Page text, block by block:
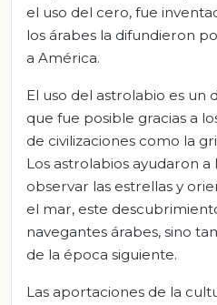
el uso del cero, fue
los árabes la difundieron
a América.
El uso del astrolabio es un
que fue posible gracias a
de civilizaciones como la
Los astrolabios ayudaron a
observar las estrellas y
el mar, este
navegantes árabes, sino
de la época siguiente.
Las aportaciones de la